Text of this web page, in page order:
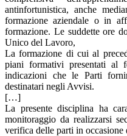
antinfortunistica, anche
formazione aziendale o in
formazione. Le suddette ore
Unico del Lavoro,
La formazione di cui al
piani formativi presentati al
indicazioni che le Parti
destinatari negli Avvisi.
[…]
La presente disciplina ha
monitoraggio da realizzarsi
verifica delle parti in